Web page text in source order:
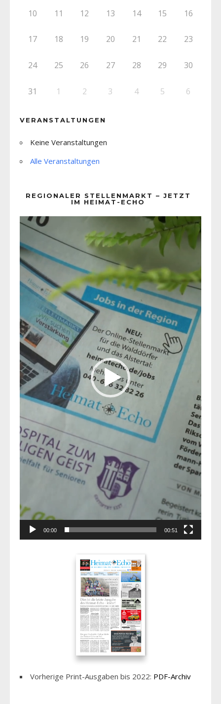
10 11 12 13 14 15 16
17 18 19 20 21 22 23
24 25 26 27 28 29 30
31 1 2 3 4 5 6
VERANSTALTUNGEN
Keine Veranstaltungen
Alle Veranstaltungen
REGIONALER STELLENMARKT – JETZT
IM HEIMAT-ECHO
Player
00:00 00:51
Vorherige Print-Ausgaben bis 2022: PDF-Archiv